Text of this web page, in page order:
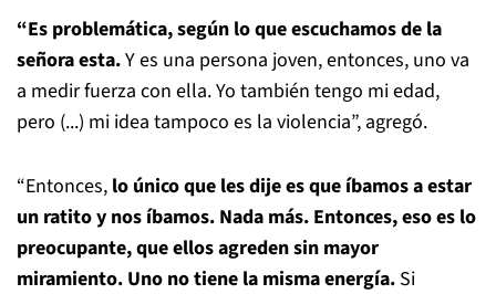
“Es problemática, según lo que escuchamos de la
señora esta.Y es una persona joven, entonces, uno va
a medir fuerza con ella. Yo también tengo mi edad,
pero (...) mi idea tampoco es la violencia”, agregó.
“Entonces, lo único que les dije es que íbamos a estar
un ratito y nos íbamos. Nada más. Entonces, eso es lo
preocupante, que ellos agreden sin mayor
miramiento. Uno no tiene la misma energía. Si